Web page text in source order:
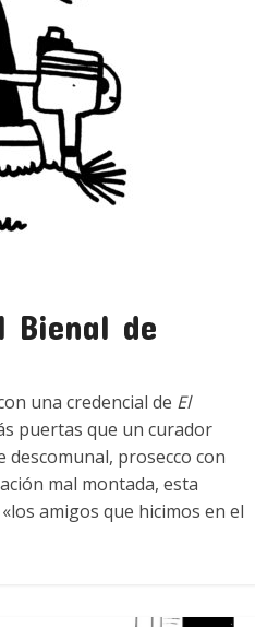
Bienal de
una credencial de El
puertas que un curador
prosecco con
mal montada, esta
amigos que hicimos en el